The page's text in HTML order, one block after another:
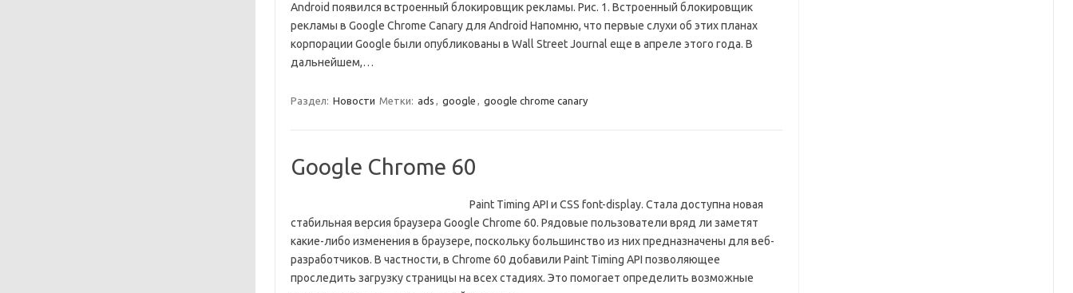
Android появился встроенный блокировщик рекламы. Рис. 1. Встроенный блокировщик
рекламы в Google Chrome Canary для Android Напомню, что первые слухи об этих планах
корпорации Google были опубликованы в Wall Street Journal еще в апреле этого года. В
дальнейшем,…
Раздел: Новости Метки: ads , google , google chrome canary
Google Chrome 60
Paint Timing API и CSS font-display. Стала доступна новая
стабильная версия браузера Google Chrome 60. Рядовые пользователи вряд ли заметят
какие-либо изменения в браузере, поскольку большинство из них предназначены для веб-
разработчиков. В частности, в Chrome 60 добавили Paint Timing API позволяющее
проследить загрузку страницы на всех стадиях. Это помогает определить возможные